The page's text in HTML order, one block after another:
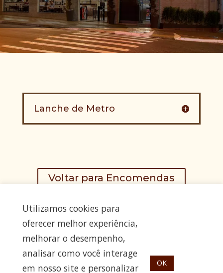
Lanche de Metro
Voltar para Encomendas
<p style="text-align: center;"><span style="color: #5A1E10;">Praça
Silvio Romero, 112, Tatuapé – São Paulo - SP - (11) 2295-9444 - (11)
Utilizamos cookies para
oferecer melhor experiência,
melhorar o desempenho,
analisar como você interage
em nosso site e personalizar
OK